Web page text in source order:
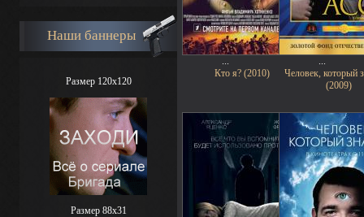
Наши баннеры
Размер 120x120
Размер 88х31
...
...
Кто я? (2010)
Человек, который
(2009)